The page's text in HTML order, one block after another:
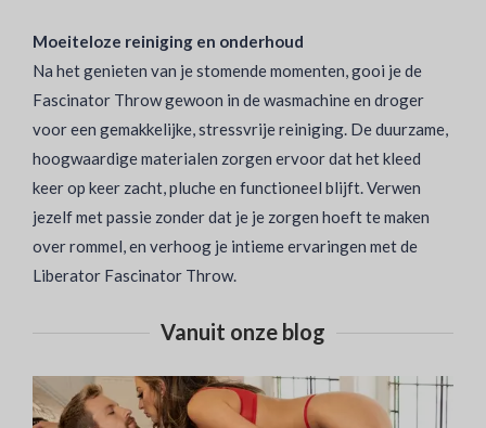
Moeiteloze reiniging en onderhoud
Na het genieten van je stomende momenten, gooi je de
Fascinator Throw gewoon in de wasmachine en droger
voor een gemakkelijke, stressvrije reiniging. De duurzame,
hoogwaardige materialen zorgen ervoor dat het kleed
keer op keer zacht, pluche en functioneel blijft. Verwen
jezelf met passie zonder dat je je zorgen hoeft te maken
over rommel, en verhoog je intieme ervaringen met de
Liberator Fascinator Throw.
Vanuit onze blog